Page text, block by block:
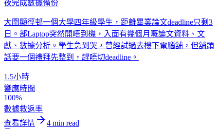
夜完成數據備份
大圍顯徑邨一個大學四年級學生，距離畢業論文deadline只剩3
日。部Laptop突然開唔到機，入面有幾個月嘅論文資料、文
獻、數據分析。學生急到哭，曾經試過去樓下電腦舖，但舖頭
話要一個禮拜先整到，趕唔切deadline。
1.5小時
響應時間
100%
數據救返率
查看詳情
4 min read